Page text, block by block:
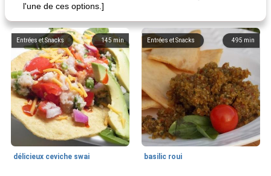
l'une de ces options.]
145 min
Entrées et Snacks
délicieux ceviche swai
495 min
Entrées et Snacks
basilic roui